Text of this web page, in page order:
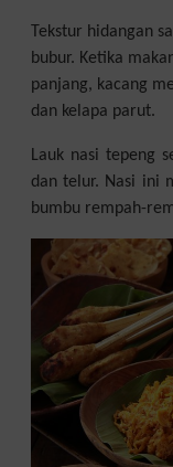
Tekstur hidangan
bubur. Ketika
panjang, kacang
dan kelapa parut.
Lauk nasi tepeng
dan telur. Nasi ini
bumbu rempah-